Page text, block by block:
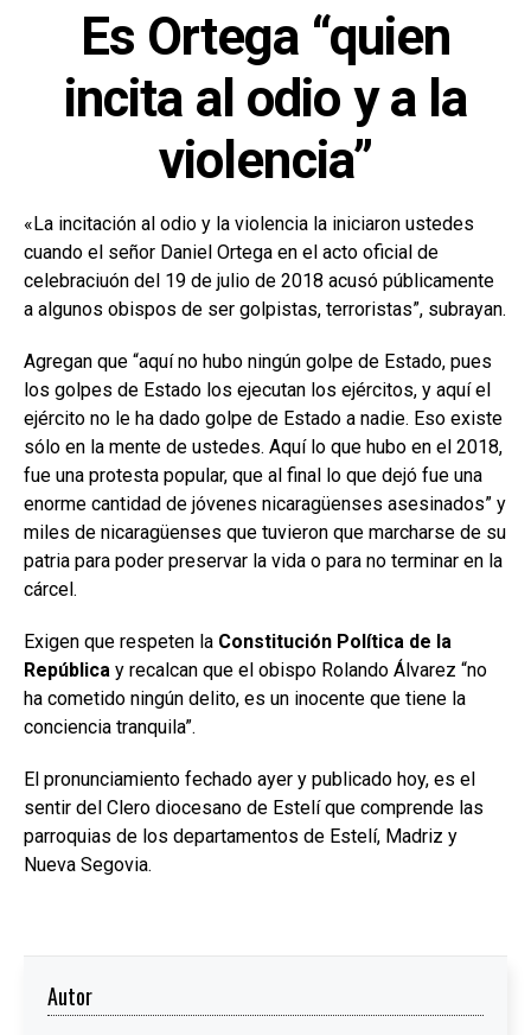
Es Ortega “quien
incita al odio y a la
violencia”
«La incitación al odio y la violencia la iniciaron ustedes
cuando el señor Daniel Ortega en el acto oficial de
celebraciuón del 19 de julio de 2018 acusó públicamente
a algunos obispos de ser golpistas, terroristas”, subrayan.
Agregan que “aquí no hubo ningún golpe de Estado, pues
los golpes de Estado los ejecutan los ejércitos, y aquí el
ejército no le ha dado golpe de Estado a nadie. Eso existe
sólo en la mente de ustedes. Aquí lo que hubo en el 2018,
fue una protesta popular, que al final lo que dejó fue una
enorme cantidad de jóvenes nicaragüenses asesinados” y
miles de nicaragüenses que tuvieron que marcharse de su
patria para poder preservar la vida o para no terminar en la
cárcel.
Exigen que respeten la Constitución Política de la
República y recalcan que el obispo Rolando Álvarez “no
ha cometido ningún delito, es un inocente que tiene la
conciencia tranquila”.
El pronunciamiento fechado ayer y publicado hoy, es el
sentir del Clero diocesano de Estelí que comprende las
parroquias de los departamentos de Estelí, Madriz y
Nueva Segovia.
Autor